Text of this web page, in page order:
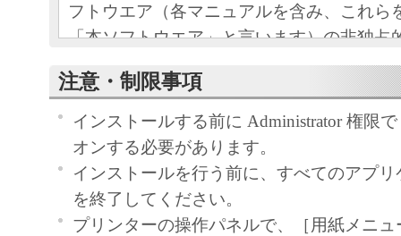
フトウエア（各マニュアルを含み、これら
「本ソフトウエア」と言います）の非独占
条項に基づき許諾し、お客様も下記条項に
ものとします。
お客様は、「本ソフトウエア」のインスト
この契約に同意したことになります。
お客様がこの契約に同意できない場合には
ストールされず、直ちに「本ソフトウエア
さい。
注意・制限事項
インストールする前に Administrator 権限
オンする必要があります。
インストールを行う前に、すべてのアプ
を終了してください。
プリンターの操作パネルで、［用紙メニ